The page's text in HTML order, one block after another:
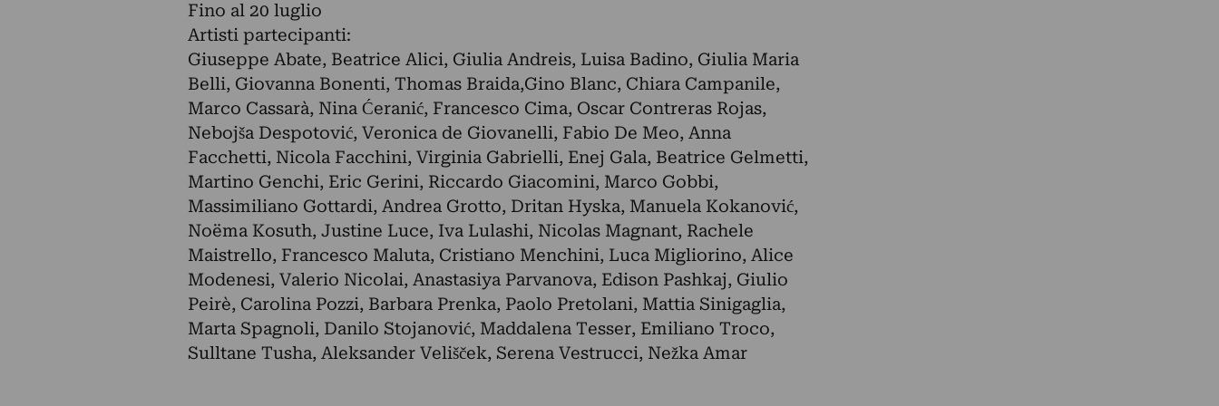
Fino al 20 luglio
Artisti partecipanti:
Giuseppe Abate, Beatrice Alici, Giulia Andreis, Luisa Badino, Giulia Maria
Belli, Giovanna Bonenti, Thomas Braida,Gino Blanc, Chiara Campanile,
Marco Cassarà, Nina Ćeranić, Francesco Cima, Oscar Contreras Rojas,
Nebojša Despotović, Veronica de Giovanelli, Fabio De Meo, Anna
Facchetti, Nicola Facchini, Virginia Gabrielli, Enej Gala, Beatrice Gelmetti,
Martino Genchi, Eric Gerini, Riccardo Giacomini, Marco Gobbi,
Massimiliano Gottardi, Andrea Grotto, Dritan Hyska, Manuela Kokanović,
Noëma Kosuth, Justine Luce, Iva Lulashi, Nicolas Magnant, Rachele
Maistrello, Francesco Maluta, Cristiano Menchini, Luca Migliorino, Alice
Modenesi, Valerio Nicolai, Anastasiya Parvanova, Edison Pashkaj, Giulio
Peirè, Carolina Pozzi, Barbara Prenka, Paolo Pretolani, Mattia Sinigaglia,
Marta Spagnoli, Danilo Stojanović, Maddalena Tesser, Emiliano Troco,
Sulltane Tusha, Aleksander Velišček, Serena Vestrucci, Nežka Amar